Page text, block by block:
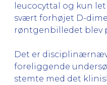
leucocyttal og kun
svært forhøjet D-
røntgenbilledet blev
Det er
foreliggende
stemte med det